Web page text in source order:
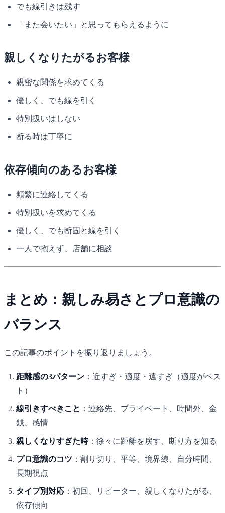
でも線引きは残す
「また会いたい」と思ってもらえるように
親しくなりたがるお客様
親密な関係を求めてくる
優しく、でも線を引く
特別扱いはしない
断る時は丁寧に
依存傾向のあるお客様
頻繁に連絡してくる
特別扱いを求めてくる
優しく、でも断固と線を引く
一人で抱えず、店舗に相談
まとめ：親しみ易さとプロ意識の
バランス
この記事のポイントを振り返りましょう。
距離感の3パターン ：近すぎ・適度・遠すぎ（適度がベス
ト）
線引きすべきこと ：連絡先、プライベート、時間外、金
銭、感情
親しくなりすぎた時：徐々に距離を戻す、断り方を知る
プロ意識のコツ ：割り切り、平等、境界線、自分時間、
長期視点
タイプ別対応 ：初回、リピーター、親しくなりたがる、
依存傾向